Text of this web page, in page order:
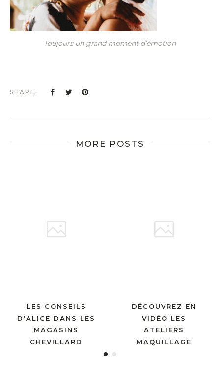
Toujours un grand moment d’émotion
SHARE:
MORE POSTS
LES CONSEILS
D’ALICE DANS LES
MAGASINS
CHEVILLARD
DÉCOUVREZ EN
VIDÉO LES
ATELIERS
MAQUILLAGE